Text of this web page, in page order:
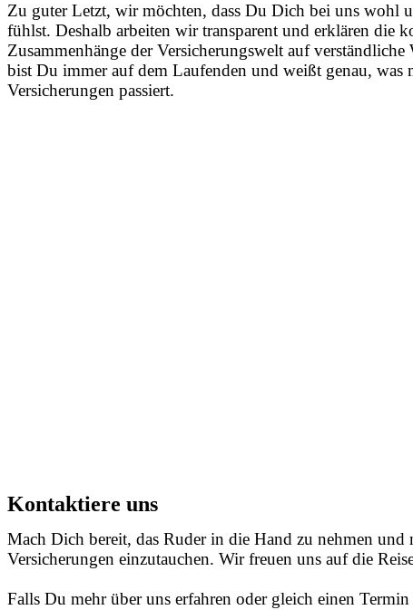
Zu guter Letzt, wir möchten, dass Du Dich bei uns wohl
fühlst. Deshalb arbeiten wir transparent und erklären die
Zusammenhänge der Versicherungswelt auf verständliche
bist Du immer auf dem Laufenden und weißt genau, was
Versicherungen passiert.
Kontaktiere uns
Mach Dich bereit, das Ruder in die Hand zu nehmen und
Versicherungen einzutauchen. Wir freuen uns auf die
Falls Du mehr über uns erfahren oder gleich einen